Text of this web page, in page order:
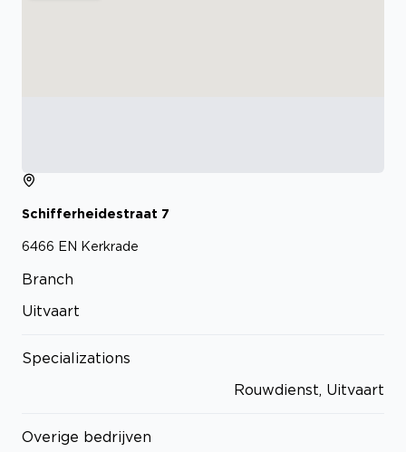
Schifferheidestraat 7
6466 EN Kerkrade
Branch
Uitvaart
Specializations
Rouwdienst, Uitvaart
Overige bedrijven